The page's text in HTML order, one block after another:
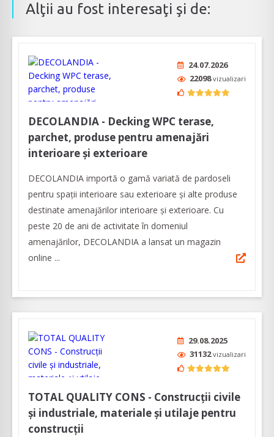
Alţii au fost interesaţi şi de:
24.07.2026
22098vizualizari
DECOLANDIA - Decking WPC terase,
parchet, produse pentru amenajări
interioare și exterioare
DECOLANDIA importă o gamă variată de pardoseli
pentru spații interioare sau exterioare și alte produse
destinate amenajărilor interioare și exterioare. Cu
peste 20 de ani de activitate în domeniul
amenajărilor, DECOLANDIA a lansat un magazin
online ...
29.08.2025
31132vizualizari
TOTAL QUALITY CONS - Construcții civile
și industriale, materiale și utilaje pentru
construcții